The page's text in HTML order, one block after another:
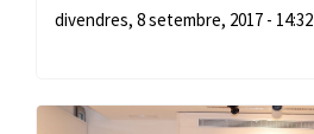
divendres, 8 setembre, 2017 - 14:32